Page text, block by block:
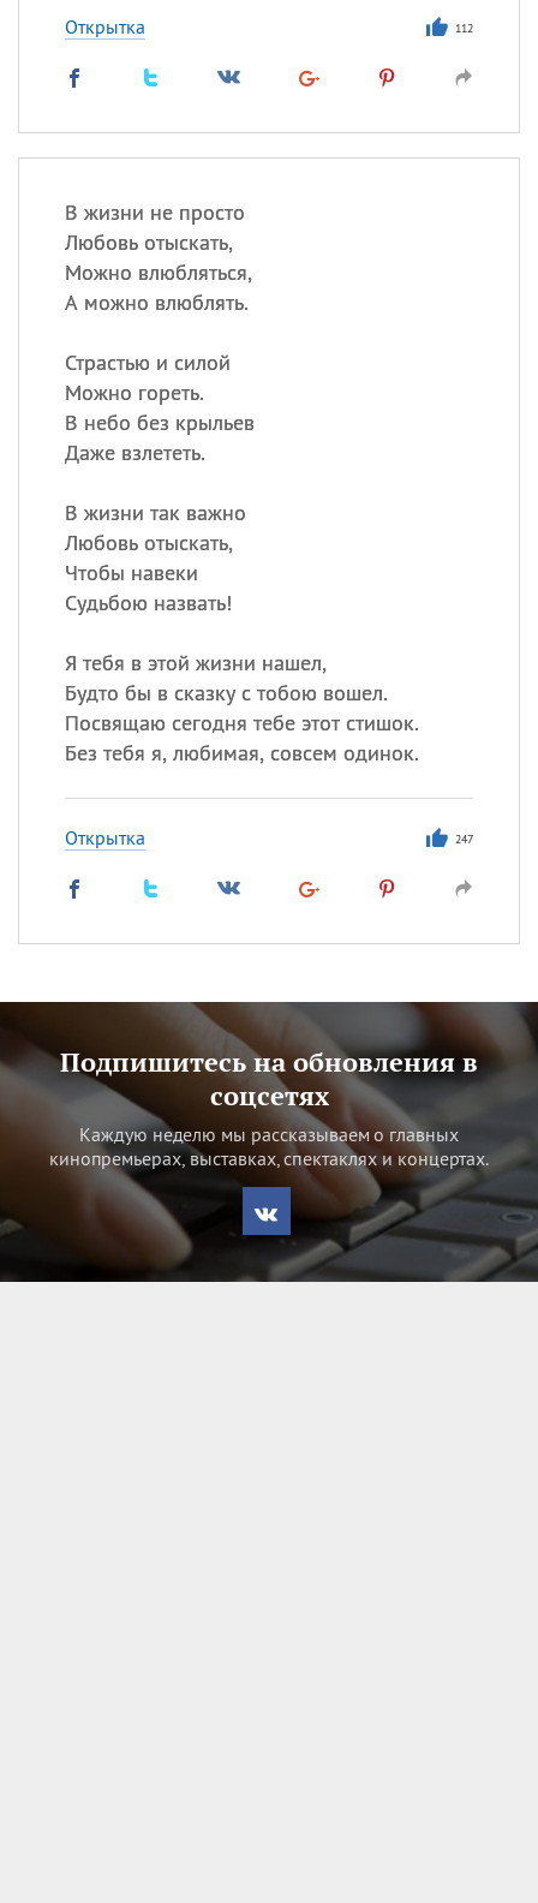
Открытка 112
В жизни не просто
Любовь отыскать,
Можно влюбляться,
А можно влюблять.
Страстью и силой
Можно гореть.
В небо без крыльев
Даже взлететь.
В жизни так важно
Любовь отыскать,
Чтобы навеки
Судьбою назвать!
Я тебя в этой жизни нашел,
Будто бы в сказку с тобою вошел.
Посвящаю сегодня тебе этот стишок.
Без тебя я, любимая, совсем одинок.
Открытка 247
Подпишитесь на обновления в
соцсетях
Каждую неделю мы рассказываем о главных
кинопремьерах, выставках, спектаклях и концертах.